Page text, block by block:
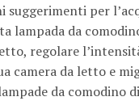
per
lampada da
regolare
camera da letto e
da comodino